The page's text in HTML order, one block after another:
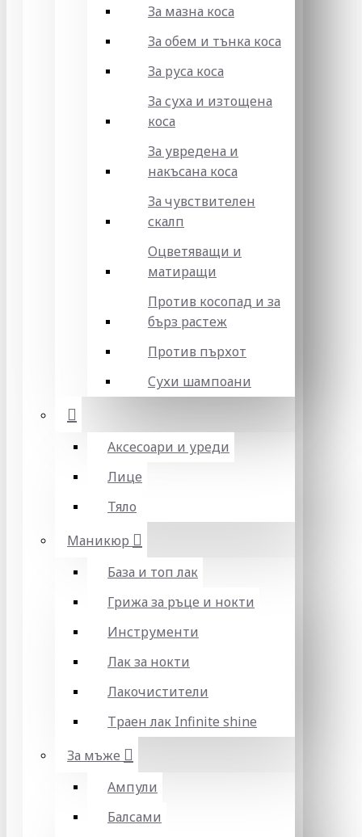
За мазна коса
За обем и тънка коса
За руса коса
За суха и изтощена
коса
За увредена и
накъсана коса
За чувствителен
скалп
Оцветяващи и
матиращи
Против косопад и за
бърз растеж
Против пърхот
Сухи шампоани
Аксесоари и уреди
Лице
Тяло
Маникюр
База и топ лак
Грижа за ръце и нокти
Инструменти
Лак за нокти
Лакочистители
Траен лак Infinite shine
За мъже
Ампули
Балсами